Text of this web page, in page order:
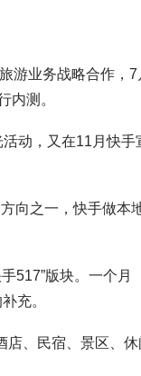
游业务战略合作，7
内测。
动，又在11月快手
向之一，快手做本
517”版块。一个月
充。
店、民宿、景区、休